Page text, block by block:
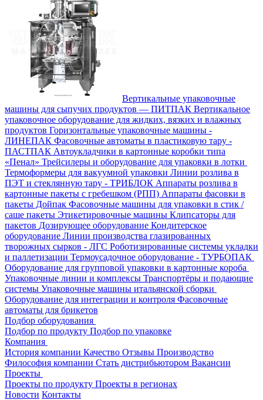
Вертикальные упаковочные
машины для сыпучих продуктов — ПИТПАК Вертикальное
упаковочное оборудование для жидких, вязких и влажных
продуктов Горизонтальные упаковочные машины -
ЛИНЕПАК Фасовочные автоматы в пластиковую тару -
ПАСТПАК Автоукладчики в картонные коробки типа
«Пенал» Трейсилеры и оборудование для упаковки в лотки
Термоформеры для вакуумной упаковки Линии розлива в
ПЭТ и стеклянную тару - ТРИБЛОК Аппараты розлива в
картонные пакеты с гребешком (РПП) Аппараты фасовки в
пакеты Дойпак Фасовочные машины для упаковки в стик /
саше пакеты Этикетировочные машины Клипсаторы для
пакетов Дозирующее оборудование Кондитерское
оборудование Линии производства глазированных
творожных сырков - ЛГС Роботизированные системы укладки
и паллетизации Термоусадочное оборудование - ТУРБОПАК
Оборудование для групповой упаковки в картонные короба
Упаковочные линии и комплексы Транспортёры и подающие
системы Упаковочные машины итальянской сборки
Оборудование для интеграции и контроля Фасовочные
автоматы для брикетов
Подбор оборудования
Подбор по продукту Подбор по упаковке
Компания
История компании Качество Отзывы Производство
Философия компании Стать дистрибьютором Вакансии
Проекты
Проекты по продукту Проекты в регионах
Новости Контакты